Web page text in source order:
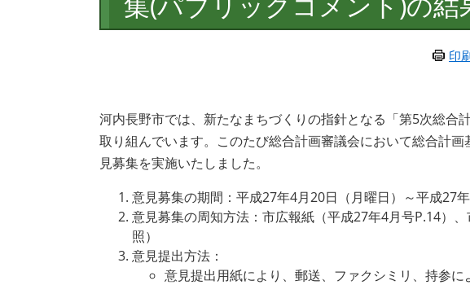
印
河内長野市では、新たなまちづくりの指針となる「第5次総合
取り組んでいます。このたび総合計画審議会において総合計
見募集を実施いたしました。
意見募集の期間：平成27年4月20日（月曜日）～平成27
意見募集の周知方法：市広報紙（平成27年4月号P.14）
照）
意見提出方法：
意見提出用紙により、郵送、ファクシミリ、持参に